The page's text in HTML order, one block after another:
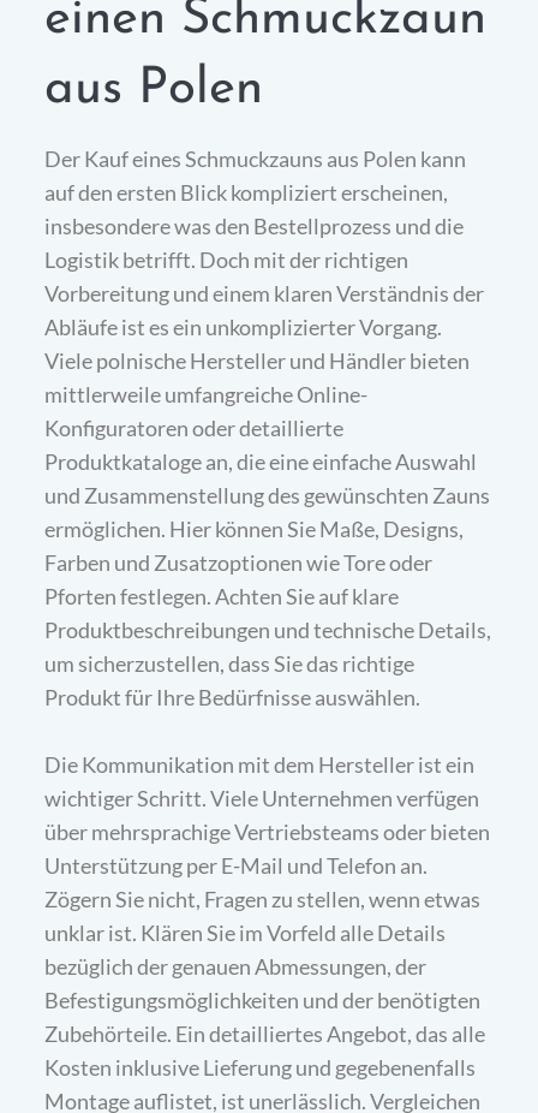
einen Schmuckzaun
aus Polen
Der Kauf eines Schmuckzauns aus Polen kann
auf den ersten Blick kompliziert erscheinen,
insbesondere was den Bestellprozess und die
Logistik betrifft. Doch mit der richtigen
Vorbereitung und einem klaren Verständnis der
Abläufe ist es ein unkomplizierter Vorgang.
Viele polnische Hersteller und Händler bieten
mittlerweile umfangreiche Online-
Konfiguratoren oder detaillierte
Produktkataloge an, die eine einfache Auswahl
und Zusammenstellung des gewünschten Zauns
ermöglichen. Hier können Sie Maße, Designs,
Farben und Zusatzoptionen wie Tore oder
Pforten festlegen. Achten Sie auf klare
Produktbeschreibungen und technische Details,
um sicherzustellen, dass Sie das richtige
Produkt für Ihre Bedürfnisse auswählen.
Die Kommunikation mit dem Hersteller ist ein
wichtiger Schritt. Viele Unternehmen verfügen
über mehrsprachige Vertriebsteams oder bieten
Unterstützung per E-Mail und Telefon an.
Zögern Sie nicht, Fragen zu stellen, wenn etwas
unklar ist. Klären Sie im Vorfeld alle Details
bezüglich der genauen Abmessungen, der
Befestigungsmöglichkeiten und der benötigten
Zubehörteile. Ein detailliertes Angebot, das alle
Kosten inklusive Lieferung und gegebenenfalls
Montage auflistet, ist unerlässlich. Vergleichen